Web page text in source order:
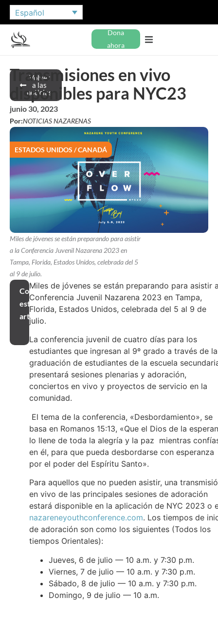
Español
Dona
ahora
Volver
a las
noticias
Transmisiones en vivo
disponibles para NYC23
junio 30, 2023
Por:NOTICIAS NAZARENAS
ESTADOS UNIDOS / CANADÁ
Miles de jóvenes se están preparando para asistir
a la Conferencia Juvenil Nazarena 2023 en
Tampa, Florida, Estados Unidos, celebrada del 5
al 9 de julio.
Compartir
este
artículo
Miles de jóvenes se están preparando para asistir
Conferencia Juvenil Nazarena 2023 en Tampa,
Florida, Estados Unidos, celebrada del 5 al 9 de
julio.
La conferencia juvenil de cuatro días para los
estudiantes que ingresan al 9º grado a través de la
graduación de estudiantes de la escuela
presentará sesiones plenarias y adoración,
conciertos en vivo y proyectos de servicio en la
comunidad.
El tema de la conferencia, «Desbordamiento», se
basa en Romanos 15:13, «Que el Dios de la
lo llene de toda la alegría y la paz mientras
en él, para que pueda desbordarse con esperanza
por el poder del Espíritu Santo».
Para aquellos que no pueden asistir, una
en vivo de las principales sesiones de adoración
estará disponible en la aplicación de NYC 2023 o
nazareneyouthconference.com. Los tiempos de
de adoración son como los siguientes (Todos los
tiempos Orientales):
Jueves, 6 de julio — 10 a.m. y 7:30 p.m.
Viernes, 7 de julio — 10 a.m. y 7:30 p.m.
Sábado, 8 de julio — 10 a.m. y 7:30 p.m.
Domingo, 9 de julio — 10 a.m.